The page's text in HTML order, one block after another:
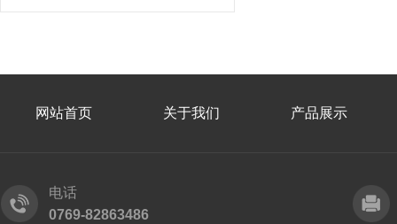
网站首页 关于我们 产品展示
电话
0769-82863486